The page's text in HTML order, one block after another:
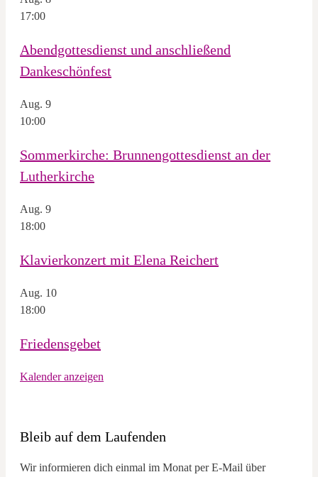
17:00
Abendgottesdienst und anschließend
Dankeschönfest
Aug. 9
10:00
Sommerkirche: Brunnengottesdienst an der
Lutherkirche
Aug. 9
18:00
Klavierkonzert mit Elena Reichert
Aug. 10
18:00
Friedensgebet
Kalender anzeigen
Bleib auf dem Laufenden
Wir informieren dich einmal im Monat per E-Mail über